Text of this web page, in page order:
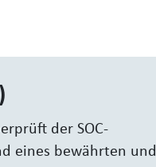
der SOC-
eines bewährten und